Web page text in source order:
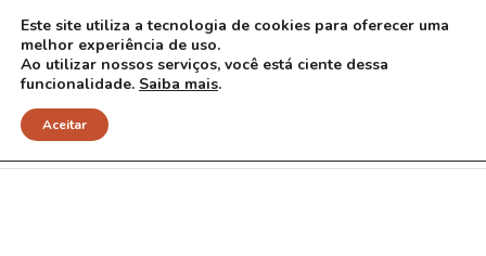
Arquivo para Tag: açúcar
Este site utiliza a tecnologia de cookies para oferecer uma
melhor experiência de uso.
Ao utilizar nossos serviços, você está ciente dessa
funcionalidade. Saiba mais.
Aceitar